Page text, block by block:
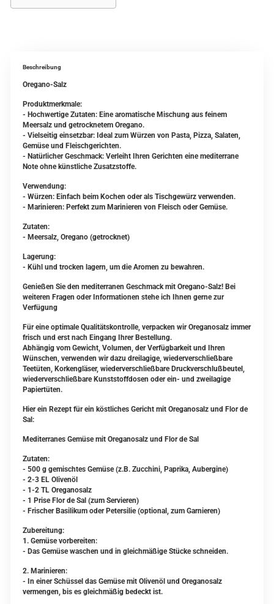
Beschreibung
Oregano-Salz
Produktmerkmale:
- Hochwertige Zutaten: Eine aromatische Mischung aus feinem
Meersalz und getrocknetem Oregano.
- Vielseitig einsetzbar: Ideal zum Würzen von Pasta, Pizza, Salaten,
Gemüse und Fleischgerichten.
- Natürlicher Geschmack: Verleiht Ihren Gerichten eine mediterrane
Note ohne künstliche Zusatzstoffe.
Verwendung:
- Würzen: Einfach beim Kochen oder als Tischgewürz verwenden.
- Marinieren: Perfekt zum Marinieren von Fleisch oder Gemüse.
Zutaten:
- Meersalz, Oregano (getrocknet)
Lagerung:
- Kühl und trocken lagern, um die Aromen zu bewahren.
Genießen Sie den mediterranen Geschmack mit Oregano-Salz! Bei
weiteren Fragen oder Informationen stehe ich Ihnen gerne zur
Verfügung
Für eine optimale Qualitätskontrolle, verpacken wir Oreganosalz immer
frisch und erst nach Eingang Ihrer Bestellung.
Abhängig vom Gewicht, Volumen, der Verfügbarkeit und Ihren
Wünschen, verwenden wir dazu dreilagige, wiederverschließbare
Teetüten, Korkengläser, wiederverschließbare Druckverschlußbeutel,
wiederverschließbare Kunststoffdosen oder ein- und zweilagige
Papiertüten.
Hier ein Rezept für ein köstliches Gericht mit Oreganosalz und Flor de
Sal:
Mediterranes Gemüse mit Oreganosalz und Flor de Sal
Zutaten:
- 500 g gemischtes Gemüse (z.B. Zucchini, Paprika, Aubergine)
- 2-3 EL Olivenöl
- 1-2 TL Oreganosalz
- 1 Prise Flor de Sal (zum Servieren)
- Frischer Basilikum oder Petersilie (optional, zum Garnieren)
Zubereitung:
1. Gemüse vorbereiten:
- Das Gemüse waschen und in gleichmäßige Stücke schneiden.
2. Marinieren:
- In einer Schüssel das Gemüse mit Olivenöl und Oreganosalz
vermengen, bis es gleichmäßig bedeckt ist.